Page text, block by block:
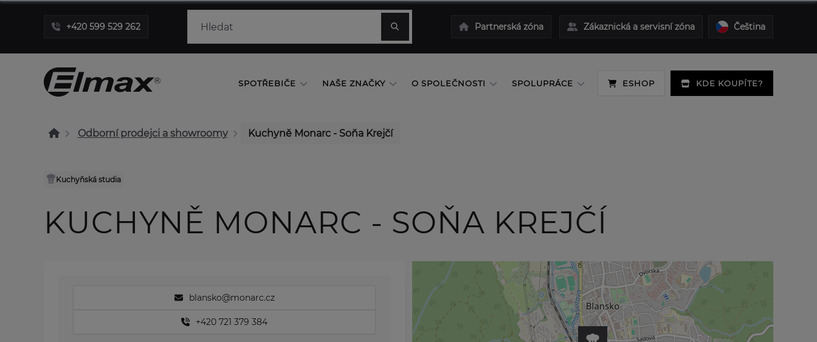
+420 599 529 262 Partnerská zóna Zákaznická a servisní zóna Čeština
SPOTŘEBIČE NAŠE ZNAČKY O SPOLEČNOSTI SPOLUPRÁCE ESHOP KDE KOUPÍTE?
Odborní prodejci a showroomy Kuchyně Monarc - Soňa Krejčí
Kuchyňská studia
KUCHYNĚ MONARC - SOŇA KREJČÍ
blansko@monarc.cz
+420 721 379 384